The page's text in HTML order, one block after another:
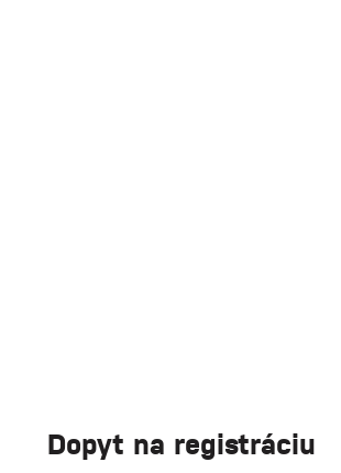
Dopyt na registráciu